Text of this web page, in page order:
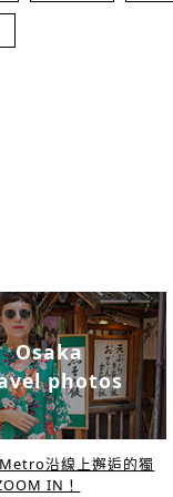
Osaka
photos
沿線上邂逅的獨
IN！